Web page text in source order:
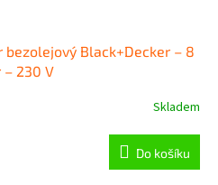
bezolejový Black+Decker – 8
– 230 V
Skladem
Do košíku